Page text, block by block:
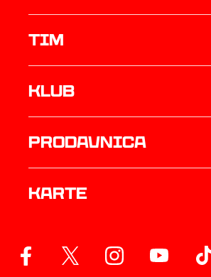
TIM
Klub
prodavnica
Karte